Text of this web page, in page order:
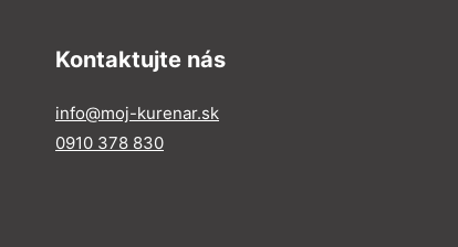
Kontaktujte nás
info@moj-kurenar.sk
0910 378 830